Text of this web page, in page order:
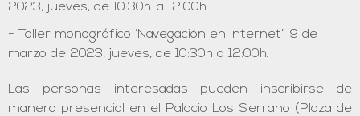
2023, jueves, de 10:30h. a 12:00h.
Taller monográfico ‘Navegación en Internet’. 9 de
marzo de 2023, jueves, de 10:30h a 12:00h.
Las personas interesadas pueden inscribirse de
manera presencial en el Palacio Los Serrano (Plaza de